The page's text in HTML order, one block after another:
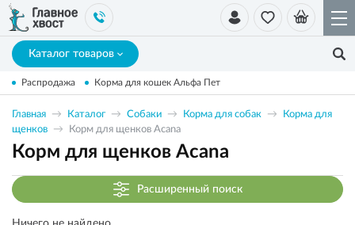
Каталог товаров
Распродажа Корма для кошек Альфа Пет
Главная Каталог Собаки Корма для собак
Корма для
щенков
Корм для щенков Acana
Корм для щенков Acana
Расширенный поиск